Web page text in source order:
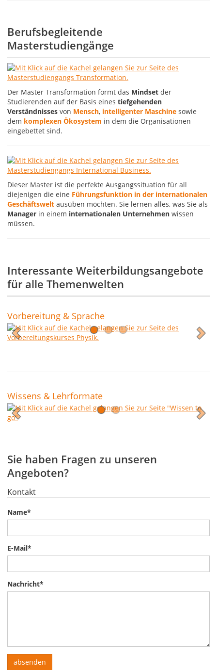
Berufsbegleitende
Masterstudiengänge
Der Master Transformation formt das Mindset der
Studierenden auf der Basis eines tiefgehenden
Verständnisses von Mensch, intelligenter Maschine sowie
dem komplexen Ökosystem in dem die Organisationen
eingebettet sind.
Dieser Master ist die perfekte Ausgangssituation für all
diejenigen die eine Führungsfunktion in der internationalen
Geschäftswelt ausüben möchten. Sie lernen alles, was Sie als
Manager in einem internationalen Unternehmen wissen
müssen.
Interessante Weiterbildungsangebote
für alle Themenwelten
Vorbereitung & Sprache
Wissens & Lehrformate
Sie haben Fragen zu unseren
Angeboten?
Kontakt
Name*
E-Mail*
Nachricht*